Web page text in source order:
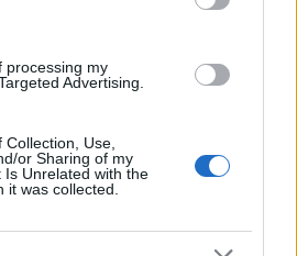
processing my
Advertising.
Use,
or Sharing of my
Is Unrelated with the
it was collected.
Σε λίγο δεν θα
νοητικά την
Νοημοσύνη
ΧΡΙΣΤΌΔΟΥΛΟΣ ΣΚΟΎΝΤΑΣ